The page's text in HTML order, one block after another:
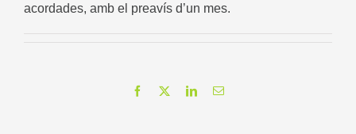
acordades, amb el preavís d’un mes.
Facebook LinkedInEmail